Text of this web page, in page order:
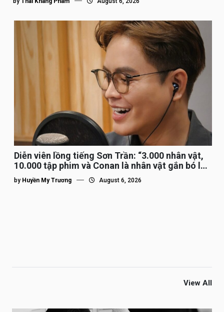
Diễn viên lồng tiếng Sơn Trần: “3.000 nhân vật,
10.000 tập phim và Conan là nhân vật gắn bó lâu
nhất”
by Huyền My Trương August 6, 2026
View All